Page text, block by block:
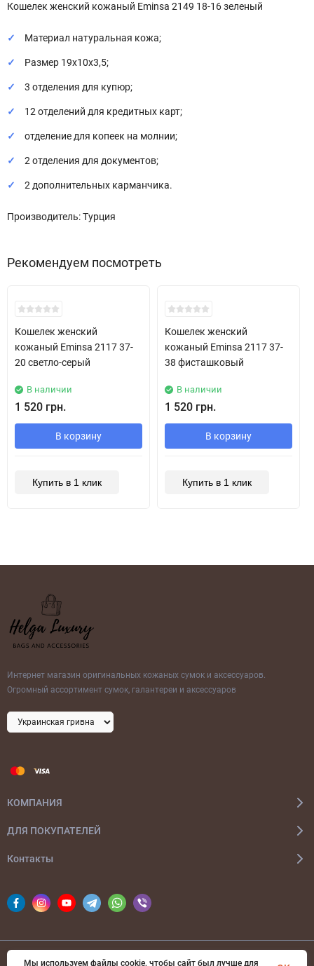
Кошелек женский кожаный Eminsa 2149 18-16 зеленый
Материал натуральная кожа;
Размер 19х10х3,5;
3 отделения для купюр;
12 отделений для кредитных карт;
отделение для копеек на молнии;
2 отделения для документов;
2 дополнительных карманчика.
Производитель: Турция
Рекомендуем посмотреть
Хит!
Кошелек женский
кожаный Eminsa 2117 37-
20 светло-серый
В наличии
1 520 грн.
В корзину
Купить в 1 клик
Хит!
Кошелек женский
кожаный Eminsa 2117 37-
38 фисташковый
В наличии
1 520 грн.
В корзину
Купить в 1 клик
Интернет магазин оригинальных кожаных сумок и аксессуаров.
Огромный ассортимент сумок, галантереи и аксессуаров
КОМПАНИЯ
ДЛЯ ПОКУПАТЕЛЕЙ
Контакты
Мы используем файлы cookie, чтобы сайт был лучше для